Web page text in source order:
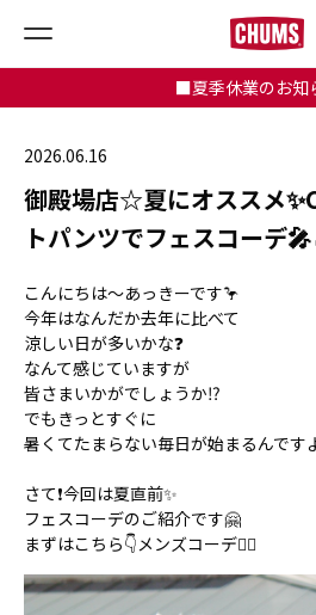
■夏季休業のお
2026.06.16
御殿場店☆夏にオススメ
トパンツでフェスコーデ
こんにちは～あっきーです🦩
今年はなんだか去年に比べて
涼しい日が多いかな❓
なんて感じていますが
皆さまいかがでしょうか⁉️
でもきっとすぐに
暑くてたまらない毎日が始まるんです
さて❗今回は夏直前✨
フェスコーデのご紹介です🤗
まずはこちら👇メンズコーデ💁‍♂️